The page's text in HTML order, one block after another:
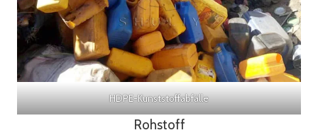
HDPE-Kunststoffabfälle
Rohstoff